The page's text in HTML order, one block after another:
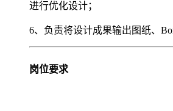
进行优化设计；
6、负责将设计成果输出图纸、
岗位要求